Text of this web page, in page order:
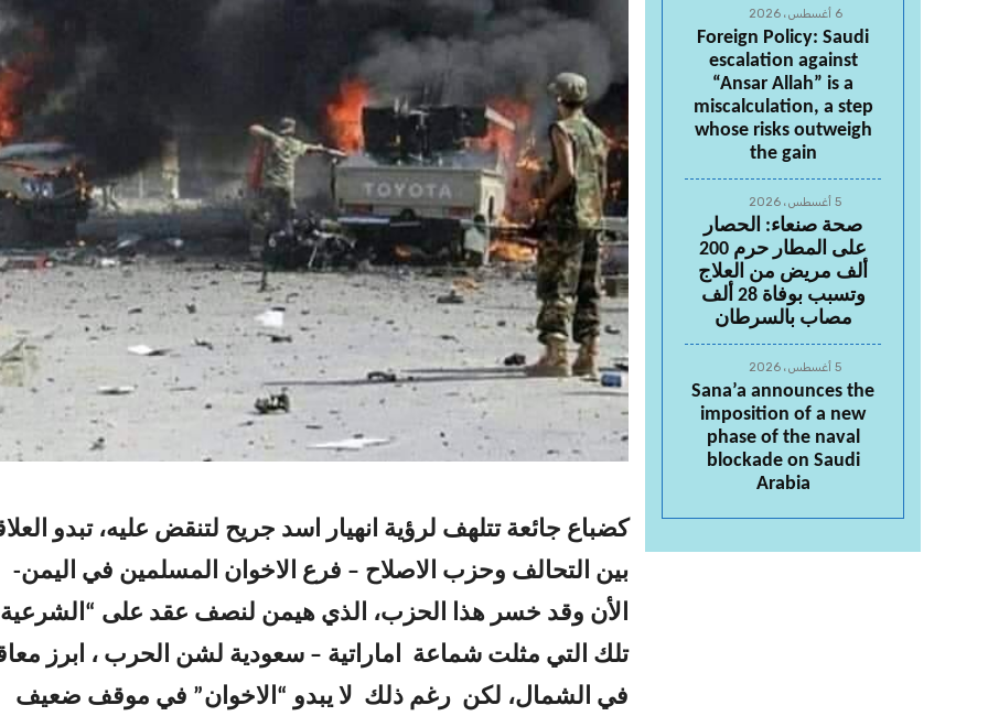
6 أغسطس، 2026
Foreign Policy: Saudi
escalation against
“Ansar Allah” is a
miscalculation, a step
whose risks outweigh
the gain
5 أغسطس، 2026
صحة صنعاء: الحصار
على المطار حرم 200
ألف مريض من العلاج
وتسبب بوفاة 28 ألف
مصاب بالسرطان
5 أغسطس، 2026
Sana’a announces the
imposition of a new
phase of the naval
blockade on Saudi
Arabia
كضباع جائعة تتلهف لرؤية انهيار اسد جريح لتنقض عليه، تبدو
بين التحالف وحزب الاصلاح – فرع الاخوان المسلمين في اليمن-
الأن وقد خسر هذا الحزب، الذي هيمن لنصف عقد على
تلك التي مثلت شماعة اماراتية – سعودية لشن الحرب ، ابرز
في الشمال، لكن رغم ذلك لا يبدو “الاخوان” في موقف ضعيف